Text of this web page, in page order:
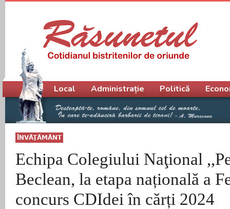
ÎNVĂŢĂMÂNT
Echipa Colegiului Naţional
Beclean, la etapa națională a
concurs CDIdei în cărți 2024
Meniu principal
Local Administrație Politică